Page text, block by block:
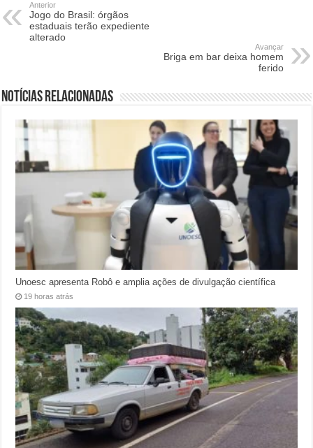
Anterior
Jogo do Brasil: órgãos
estaduais terão expediente
alterado
Avançar
Briga em bar deixa homem
ferido
Notícias relacionadas
Unoesc apresenta Robô e amplia ações de divulgação científica
19 horas atrás